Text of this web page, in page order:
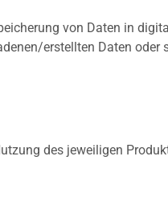
von Daten in
erstellten Daten
des jeweiligen